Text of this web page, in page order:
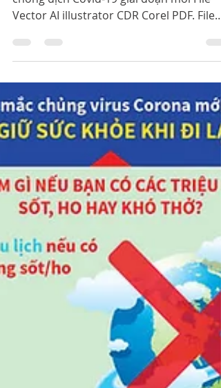
Cachhaynhat.com chia sẻ “Thông điệp
Vector AI illustrator CDR Corel PDF. File
vector chất lượng